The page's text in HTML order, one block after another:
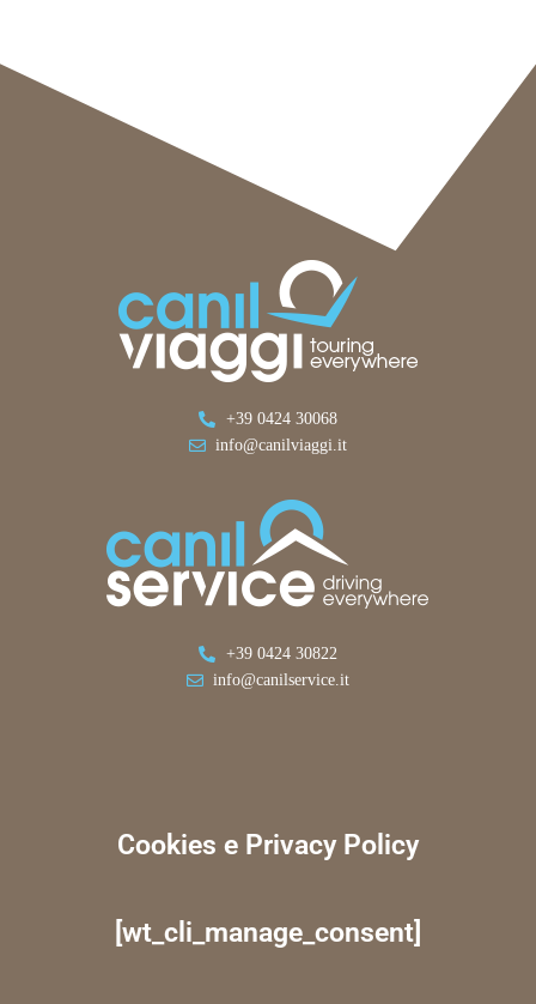
+39 0424 30068
info@canilviaggi.it
+39 0424 30822
info@canilservice.it
Cookies e Privacy Policy
[wt_cli_manage_consent]